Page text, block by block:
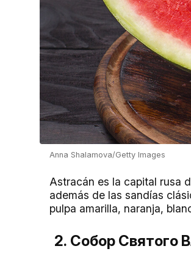
Anna Shalamova/Getty Images
Astracán es la capital rusa
además de las sandías
pulpa amarilla, naranja,
2. Собор Святого